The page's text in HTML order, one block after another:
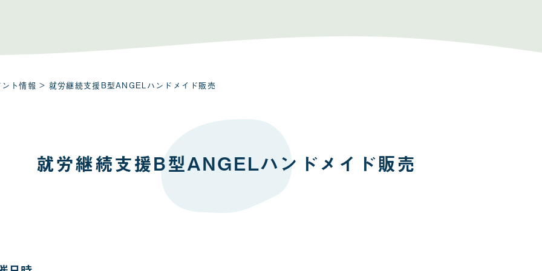
ト情報 > 就労継続支援B型ANGELハンドメイド販売
就労継続支援B型ANGELハンドメイド販売